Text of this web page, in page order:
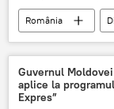
România
Biserica Ortodoxa
Guvernul
aplice la
Expres”